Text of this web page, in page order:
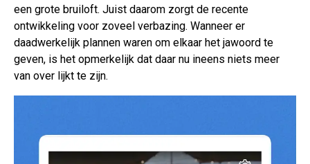
een grote bruiloft. Juist daarom zorgt de recente
ontwikkeling voor zoveel verbazing. Wanneer er
daadwerkelijk plannen waren om elkaar het jawoord te
geven, is het opmerkelijk dat daar nu ineens niets meer
van over lijkt te zijn.